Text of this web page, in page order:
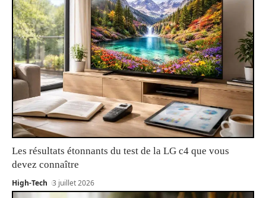
Les résultats étonnants du test de la LG c4 que vous
devez connaître
High-Tech 3 juillet 2026